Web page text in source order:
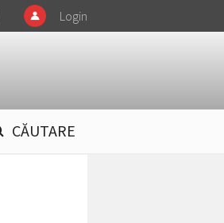
Login
CĂUTARE